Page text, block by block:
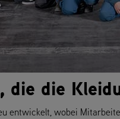
die die
entwickelt, wobei